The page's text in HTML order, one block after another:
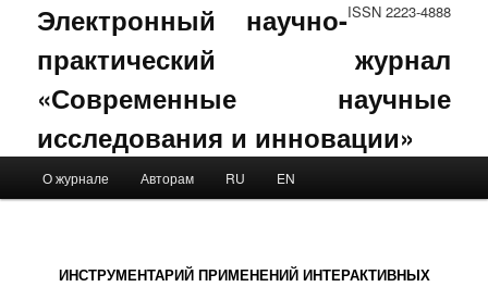
ISSN 2223-4888
Электронный научно-
практический журнал
«Современные научные
исследования и инновации»
Skip to primary content
Skip to secondary content
О журнале Авторам RU EN
ИНСТРУМЕНТАРИЙ ПРИМЕНЕНИЙ ИНТЕРАКТИВНЫХ